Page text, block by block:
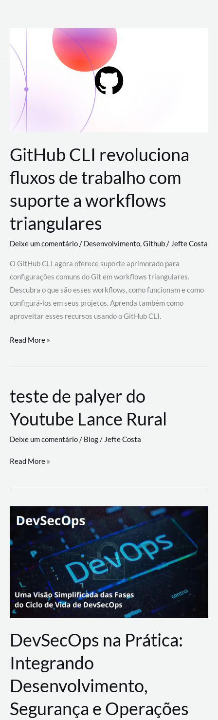
para
conteúdo
GitHub CLI revoluciona
fluxos de trabalho com
suporte a workflows
triangulares
Deixe um comentário/ Desenvolvimento,Github/ Jefte Costa
O GitHub CLI agora oferece suporte aprimorado para
configurações comuns do Git em workflows triangulares.
Descubra o que são esses workflows, como funcionam e como
configurá-los em seus projetos. Aprenda também como
aproveitar esses recursos usando o GitHub CLI.
GitHub
revoluciona
de
trabalho
com
a
workflows
Read More »
teste de palyer do
Youtube Lance Rural
Deixe um comentário/ Blog/ Jefte Costa
teste
palyer
Lance
Rural
Read More »
DevSecOps na Prática:
Integrando
Desenvolvimento,
Segurança e Operações